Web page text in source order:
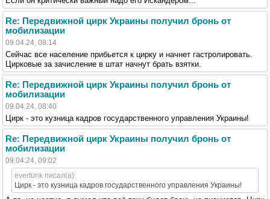
Re: Передвижной цирк Украины получил бронь от
мобилизации
09.04.24, 08:14
Сейчас все население прибьется к цирку и начнет гастролировать.
Цирковые за зачисление в штат начнут брать взятки.
Re: Передвижной цирк Украины получил бронь от
мобилизации
09.04.24, 08:40
Цирк - это кузница кадров государственного управления Украины!
Re: Передвижной цирк Украины получил бронь от
мобилизации
09.04.24, 09:02
everfunk писал(а):
Цирк - это кузница кадров государственного управления Украины!